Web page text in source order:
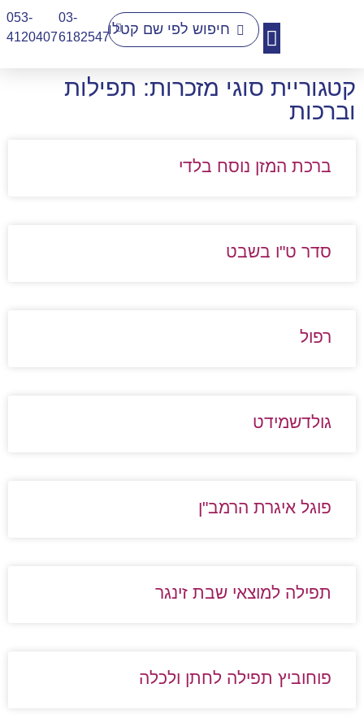
03-
6182547
053-
4120407​
קטגוריית סוגי מזכרות: תפילות
וברכות
ברכת המזן נוסח בלדי
סדר ט"ו בשבט
רפול
גולדשמידט
פוגל איגרת הרמב"ן
תפילה למוצאי שבת זינגר
פוחוביץ תפילה לחתן ולכלה